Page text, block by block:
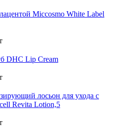
Miccosmo White Label
DHC Lip Cream
лосьон для ухода с
Revita Lotion,5